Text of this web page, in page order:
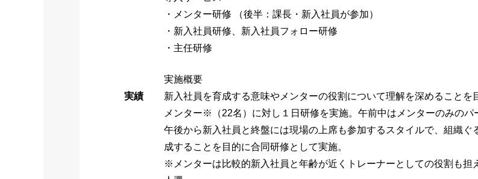
実績
・メンター研修 （後半：課長・新入社員が参加）
・新入社員研修、新入社員フォロー研修
・主任研修
実施概要
新入社員を育成する意味やメンターの役割について理解を深めることを
メンター※（22名）に対し１日研修を実施。午前中はメンターのみのパ
午後から新入社員と終盤には現場の上席も参加するスタイルで、組織ぐ
成することを目的に合同研修として実施。
※メンターは比較的新入社員と年齢が近くトレーナーとしての役割も担